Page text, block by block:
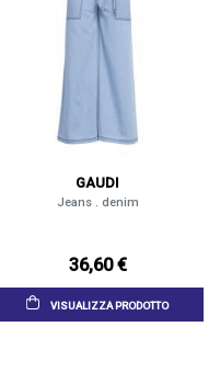
GAUDI
Jeans . denim
36,60 €
VISUALIZZA PRODOTTO